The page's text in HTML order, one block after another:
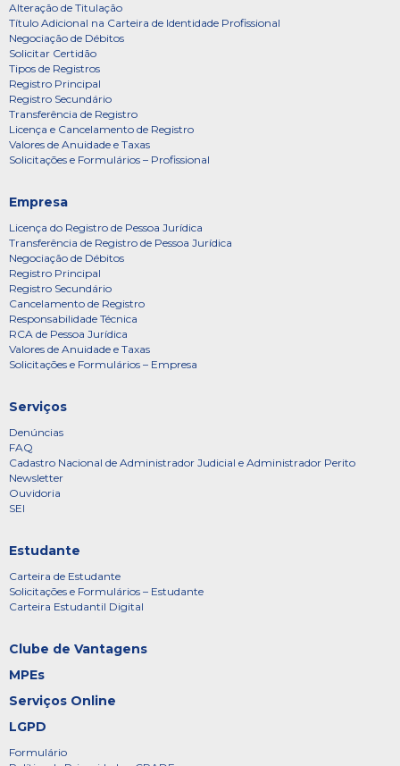
Alteração de Titulação
Título Adicional na Carteira de Identidade Profissional
Negociação de Débitos
Solicitar Certidão
Tipos de Registros
Registro Principal
Registro Secundário
Transferência de Registro
Licença e Cancelamento de Registro
Valores de Anuidade e Taxas
Solicitações e Formulários – Profissional
Empresa
Licença do Registro de Pessoa Jurídica
Transferência de Registro de Pessoa Jurídica
Negociação de Débitos
Registro Principal
Registro Secundário
Cancelamento de Registro
Responsabilidade Técnica
RCA de Pessoa Jurídica
Valores de Anuidade e Taxas
Solicitações e Formulários – Empresa
Serviços
Denúncias
FAQ
Cadastro Nacional de Administrador Judicial e Administrador Perito
Newsletter
Ouvidoria
SEI
Estudante
Carteira de Estudante
Solicitações e Formulários – Estudante
Carteira Estudantil Digital
Clube de Vantagens
MPEs
Serviços Online
LGPD
Formulário